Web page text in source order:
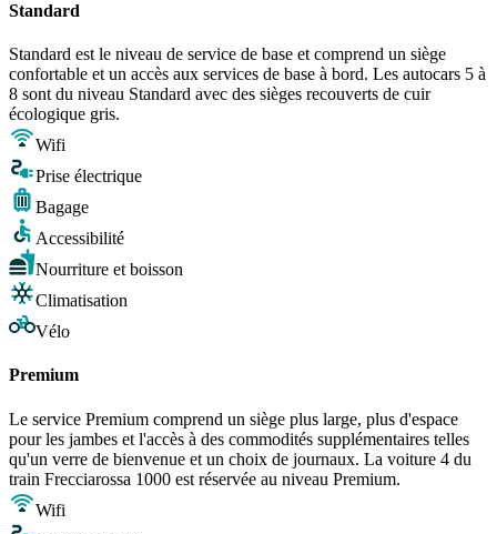
Standard
Standard est le niveau de service de base et comprend un siège
confortable et un accès aux services de base à bord. Les autocars 5 à
8 sont du niveau Standard avec des sièges recouverts de cuir
écologique gris.
Wifi
Prise électrique
Bagage
Accessibilité
Nourriture et boisson
Climatisation
Vélo
Premium
Le service Premium comprend un siège plus large, plus d'espace
pour les jambes et l'accès à des commodités supplémentaires telles
qu'un verre de bienvenue et un choix de journaux. La voiture 4 du
train Frecciarossa 1000 est réservée au niveau Premium.
Wifi